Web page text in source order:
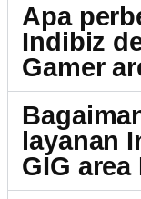
Apa
Indibiz
Gamer
layanan
GIG